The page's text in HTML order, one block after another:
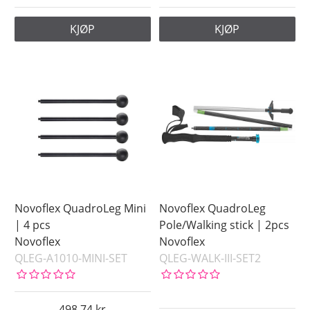
KJØP KJØP
Novoflex QuadroLeg Mini
| 4 pcs
Novoflex
QLEG-A1010-MINI-SET
Novoflex QuadroLeg
Pole/Walking stick | 2pcs
Novoflex
QLEG-WALK-III-SET2